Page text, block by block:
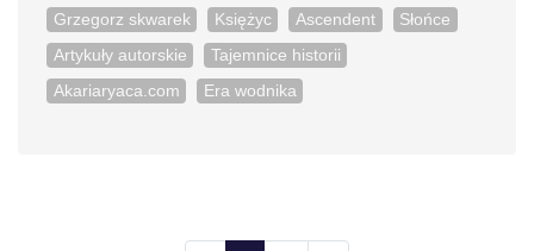
Grzegorz skwarek
Księżyc Ascendent
Słońce
Artykuły autorskie
Tajemnice historii
Akariaryaca.com
Era wodnika